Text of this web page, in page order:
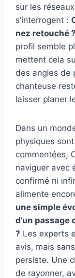
sur les
s’interrogent :
nez retouché ?
profil semble
mettent cela
des angles de
chanteuse
laisser planer
Dans un
physiques
commentées,
naviguer avec
confirmé ni
alimente
une simple
d’un
? Les experts
avis, mais
persiste. Une
de rayonner,